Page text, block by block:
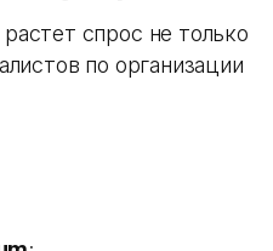
спрос не только
по организации